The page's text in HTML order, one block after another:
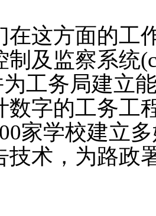
在这方面的工
制及监察系统
为工务局建立
数字的工务工
家学校建立
技术，为路政